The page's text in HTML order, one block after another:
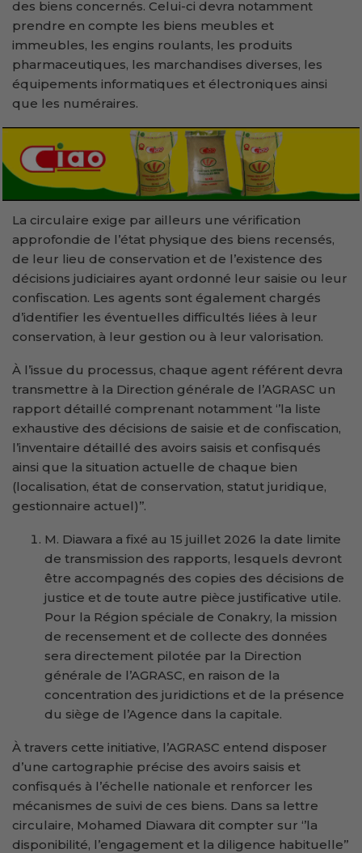
des biens concernés. Celui-ci devra notamment
prendre en compte les biens meubles et
immeubles, les engins roulants, les produits
pharmaceutiques, les marchandises diverses, les
équipements informatiques et électroniques ainsi
que les numéraires.
La circulaire exige par ailleurs une vérification
approfondie de l’état physique des biens recensés,
de leur lieu de conservation et de l’existence des
décisions judiciaires ayant ordonné leur saisie ou leur
confiscation. Les agents sont également chargés
d’identifier les éventuelles difficultés liées à leur
conservation, à leur gestion ou à leur valorisation.
À l’issue du processus, chaque agent référent devra
transmettre à la Direction générale de l’AGRASC un
rapport détaillé comprenant notamment ‘’la liste
exhaustive des décisions de saisie et de confiscation,
l’inventaire détaillé des avoirs saisis et confisqués
ainsi que la situation actuelle de chaque bien
(localisation, état de conservation, statut juridique,
gestionnaire actuel)’’.
M. Diawara a fixé au 15 juillet 2026 la date limite
de transmission des rapports, lesquels devront
être accompagnés des copies des décisions de
justice et de toute autre pièce justificative utile.
Pour la Région spéciale de Conakry, la mission
de recensement et de collecte des données
sera directement pilotée par la Direction
générale de l’AGRASC, en raison de la
concentration des juridictions et de la présence
du siège de l’Agence dans la capitale.
À travers cette initiative, l’AGRASC entend disposer
d’une cartographie précise des avoirs saisis et
confisqués à l’échelle nationale et renforcer les
mécanismes de suivi de ces biens. Dans sa lettre
circulaire, Mohamed Diawara dit compter sur ‘’la
disponibilité, l’engagement et la diligence habituelle’’